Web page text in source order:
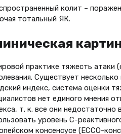
колит –
тотальный ЯК.
практике тяжесть
Существует
индекс, система оценки
нет единого мнения
т. к. все они
уровень С-
консенсусе (ЕССО-